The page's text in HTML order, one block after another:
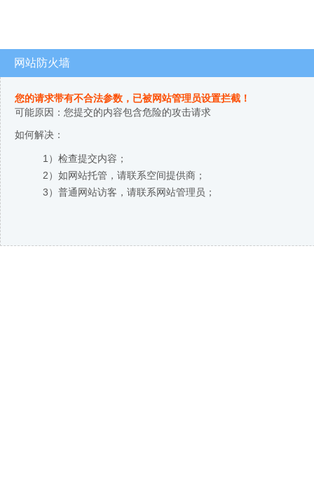
网站防火墙
您的请求带有不合法参数，已被网站管理员设置拦截！
可能原因：您提交的内容包含危险的攻击请求
如何解决：
1）检查提交内容；
2）如网站托管，请联系空间提供商；
3）普通网站访客，请联系网站管理员；